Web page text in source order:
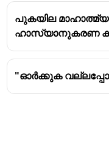
പുകയില മാഹാത്മ്യം
ഹാസ്യാനുകരണ
"ഓർക്കുക